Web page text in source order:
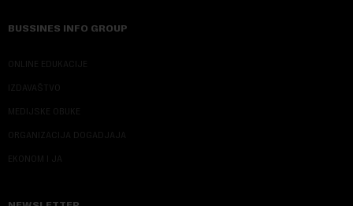
BUSSINES INFO GROUP
ONLINE EDUKACIJE
IZDAVAŠTVO
MEDIJSKE OBUKE
ORGANIZACIJA DOGADJAJA
EKONOM I JA